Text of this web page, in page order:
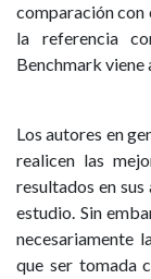
comparación con
la referencia
Benchmark viene
Los autores en
realicen las
resultados en
estudio. Sin
necesariamente
que ser tomada